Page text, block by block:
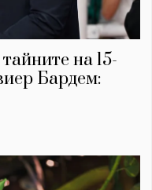
на 15-
Бардем: